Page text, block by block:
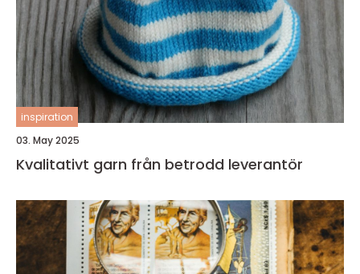
inspiration
03. May 2025
Kvalitativt garn från betrodd leverantör